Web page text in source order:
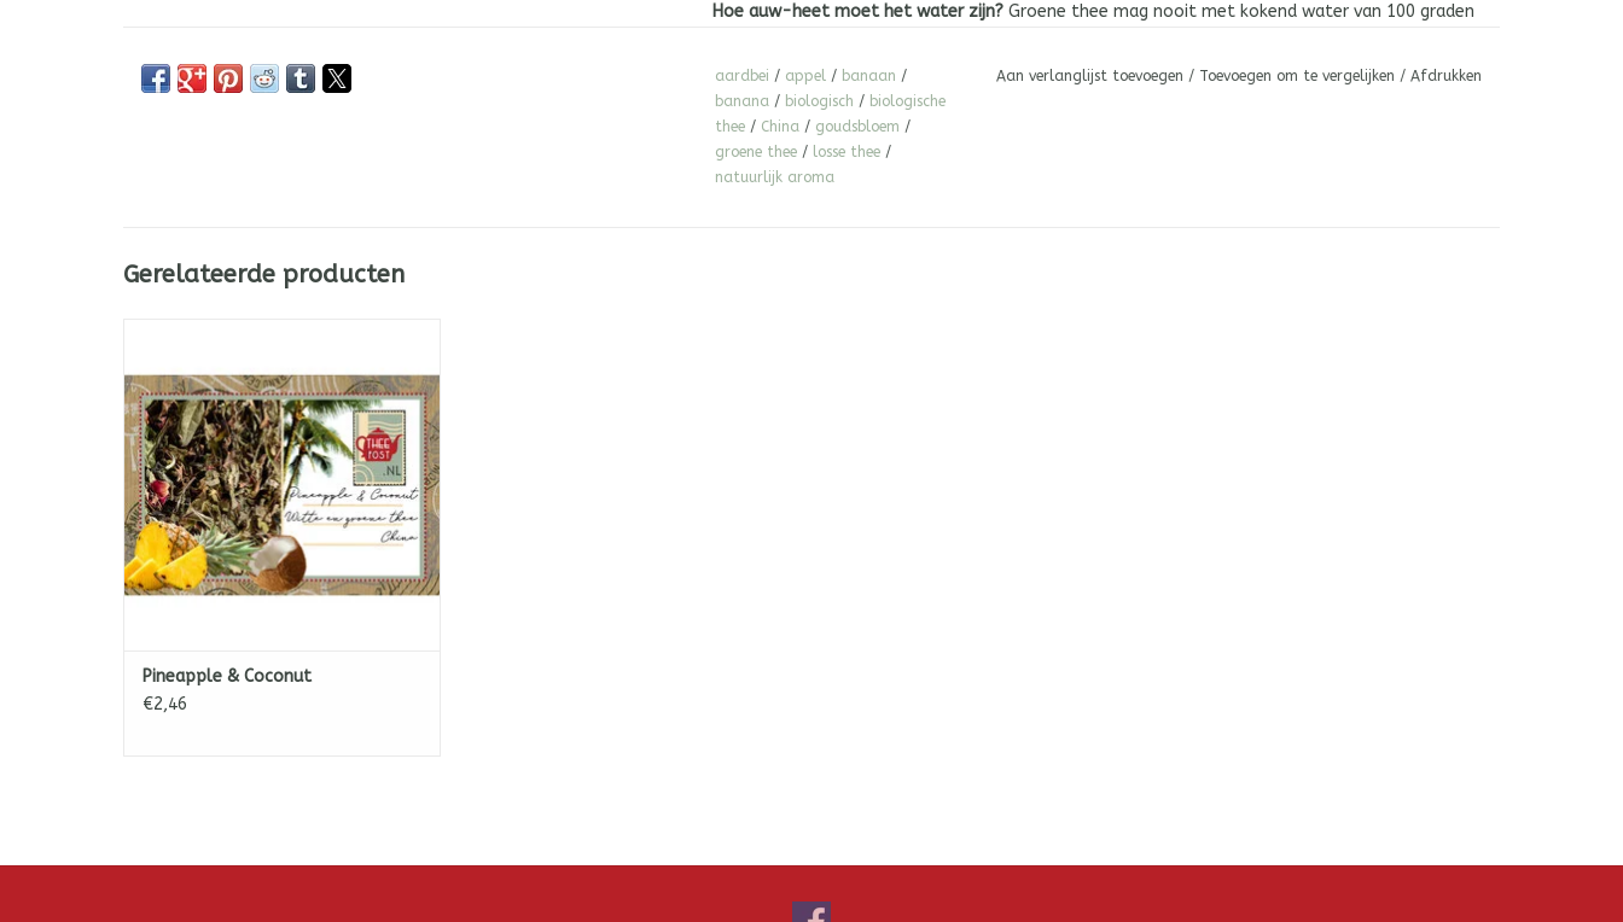
Hoe auw-heet moet het water zijn?Groene thee mag nooit met kokend water van 100 graden
water daarom eerst afkoelen tot 80 of zelfs 60 graden.
Theetje-trekje-tijd?
Begin met een korte thee-trek-tijd. Proef de thee. Verleng de trektijd
steeds met een halve minuut tot de gewenste smaak.
Hoe vaak kun je de theebladeren nog een keer (her)gebruiken?
aardbei / appel / banaan /
banana / biologisch / biologische
thee / China / goudsbloem /
groene thee / losse thee /
natuurlijk aroma
Aan verlanglijst toevoegen / Toevoegen om te vergelijken / Afdrukken
Gerelateerde producten
smaak van ananas & kokos.
TOEVOEGEN AAN WINKELWAGEN
Pineapple & Coconut
€2,46